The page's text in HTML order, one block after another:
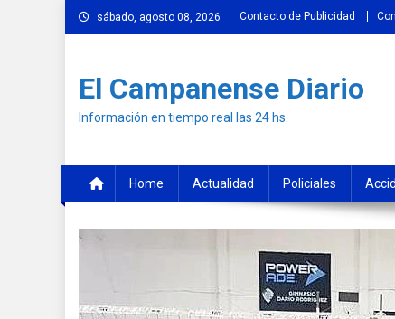
Skip
to
sábado, agosto 08, 2026 Contacto de Publicidad
El Campanense Diario
Información en tiempo real las 24 hs.
Home Actualidad Policiales